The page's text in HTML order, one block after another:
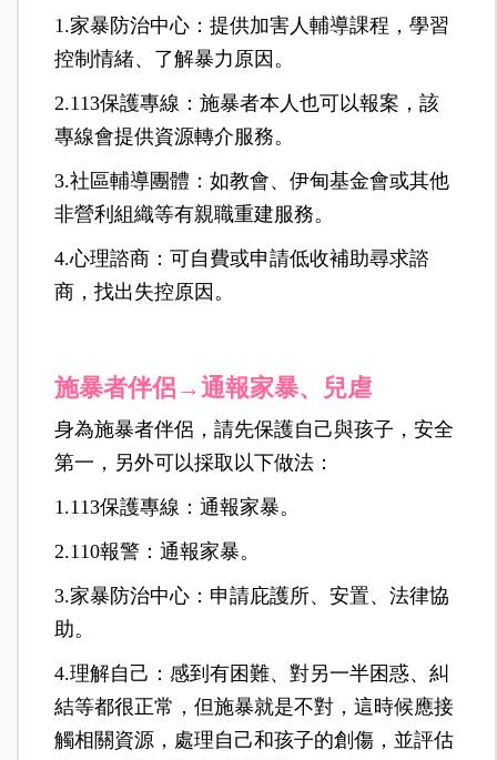
1.家暴防治中心：提供加害人輔導課程，學習
控制情緒、了解暴力原因。
2.113保護專線：施暴者本人也可以報案，該
專線會提供資源轉介服務。
3.社區輔導團體：如教會、伊甸基金會或其他
非營利組織等有親職重建服務。
4.心理諮商：可自費或申請低收補助尋求諮
商，找出失控原因。
施暴者伴侶→通報家暴、兒虐
身為施暴者伴侶，請先保護自己與孩子，安全
第一，另外可以採取以下做法：
1.113保護專線：通報家暴。
2.110報警：通報家暴。
3.家暴防治中心：申請庇護所、安置、法律協
助。
4.理解自己：感到有困難、對另一半困惑、糾
結等都很正常，但施暴就是不對，這時候應接
觸相關資源，處理自己和孩子的創傷，並評估